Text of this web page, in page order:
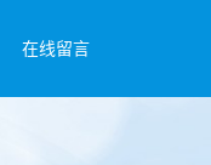
在线留言